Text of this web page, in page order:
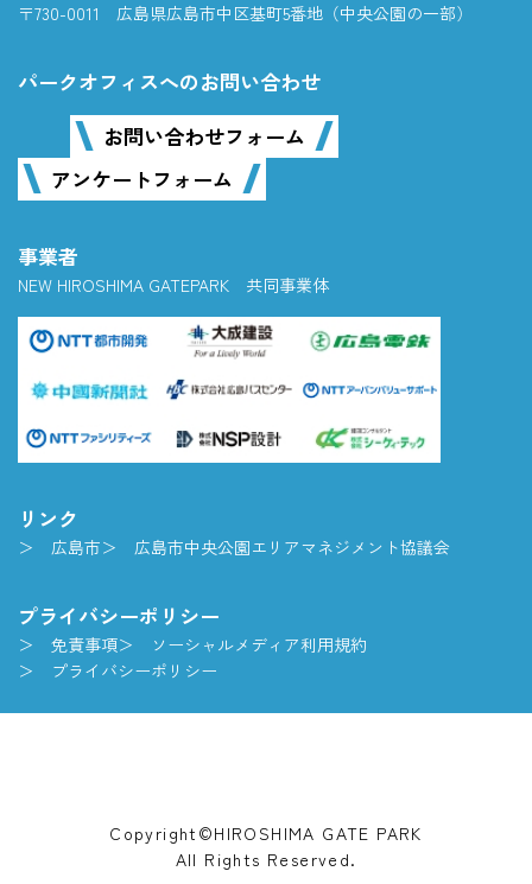
〒730-0011 広島県広島市中区基町5番地（中央公園の一部）
パークオフィスへのお問い合わせ
お問い合わせフォーム
アンケートフォーム
事業者
NEW HIROSHIMA GATEPARK 共同事業体
リンク
広島市 広島市中央公園エリアマネジメント協議会
プライバシーポリシー
免責事項
ソーシャルメディア利用規約
プライバシーポリシー
Copyright©HIROSHIMA GATE PARK
All Rights Reserved.